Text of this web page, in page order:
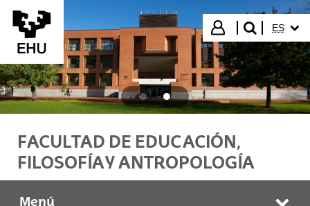
Saltar al contenido principal
Iniciar sesión
buscar"
ES
FACULTAD DE EDUCACIÓN,
FILOSOFÍA Y ANTROPOLOGÍA
HEFA Faculty
Menú